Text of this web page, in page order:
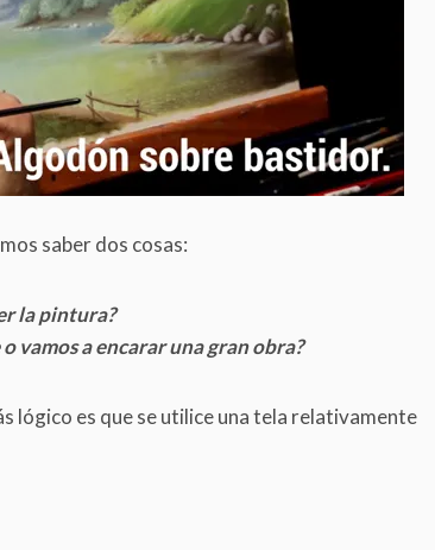
saber dos cosas:
la pintura?
vamos a encarar una gran obra?
lógico es que se utilice una tela relativamente